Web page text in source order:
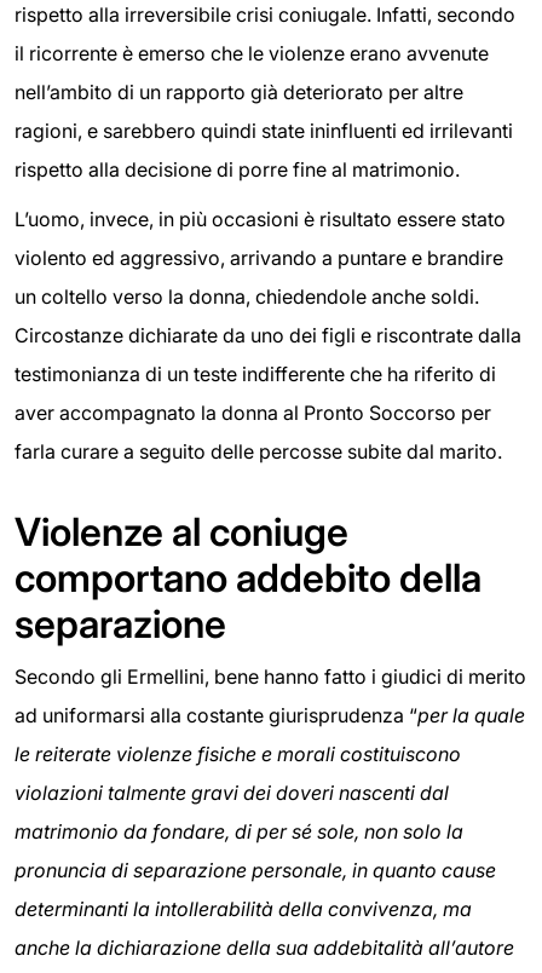
rispetto alla irreversibile crisi coniugale. Infatti, secondo
il ricorrente è emerso che le violenze erano avvenute
nell’ambito di un rapporto già deteriorato per altre
ragioni, e sarebbero quindi state ininfluenti ed irrilevanti
rispetto alla decisione di porre fine al matrimonio.
L’uomo, invece, in più occasioni è risultato essere stato
violento ed aggressivo, arrivando a puntare e brandire
un coltello verso la donna, chiedendole anche soldi.
Circostanze dichiarate da uno dei figli e riscontrate dalla
testimonianza di un teste indifferente che ha riferito di
aver accompagnato la donna al Pronto Soccorso per
farla curare a seguito delle percosse subite dal marito.
Violenze al coniuge
comportano addebito della
separazione
Secondo gli Ermellini, bene hanno fatto i giudici di merito
ad uniformarsi alla costante giurisprudenza “per la quale
le reiterate violenze fisiche e morali costituiscono
violazioni talmente gravi dei doveri nascenti dal
matrimonio da fondare, di per sé sole, non solo la
pronuncia di separazione personale, in quanto cause
determinanti la intollerabilità della convivenza, ma
anche la dichiarazione della sua addebitalità all’autore